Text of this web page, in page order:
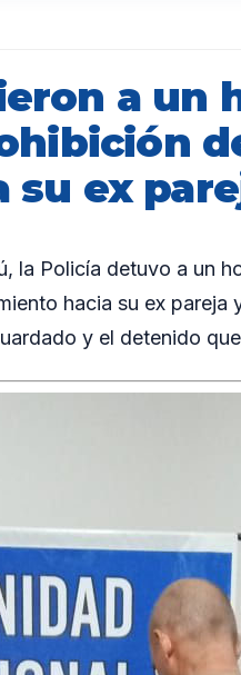
a un
su ex
la Policía detuvo a un
hacia su ex pareja
y el detenido